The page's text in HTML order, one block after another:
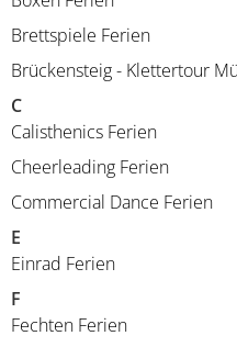
Brettspiele Ferien
Brückensteig - Klettertour
C
Calisthenics Ferien
Cheerleading Ferien
Commercial Dance Ferien
E
Einrad Ferien
F
Fechten Ferien